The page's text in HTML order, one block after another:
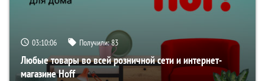
03:10:05 Получили:83
Любые товары во всей розничной сети и интернет-
магазине Hoff